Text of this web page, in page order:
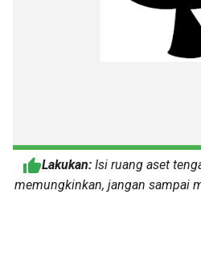
Lakukan: Isi ruang aset
memungkinkan, jangan sampai